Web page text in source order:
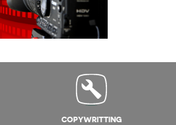
COPYWRITTING